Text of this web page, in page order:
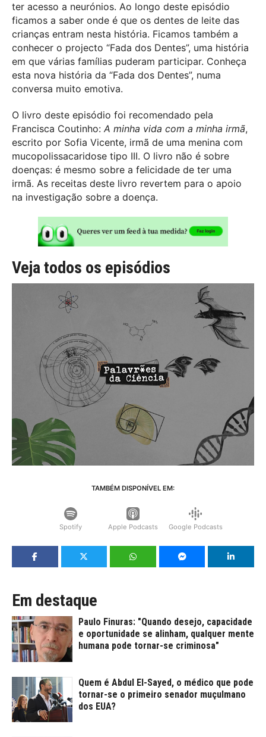
ter acesso a neurónios. Ao longo deste episódio
ficamos a saber onde é que os dentes de leite das
crianças entram nesta história. Ficamos também a
conhecer o projecto “Fada dos Dentes”, uma história
em que várias famílias puderam participar. Conheça
esta nova história da “Fada dos Dentes”, numa
conversa muito emotiva.
O livro deste episódio foi recomendado pela
Francisca Coutinho: A minha vida com a minha irmã,
escrito por Sofia Vicente, irmã de uma menina com
mucopolissacaridose tipo III. O livro não é sobre
doenças: é mesmo sobre a felicidade de ter uma
irmã. As receitas deste livro revertem para o apoio
na investigação sobre a doença.
Veja todos os episódios
TAMBÉM DISPONÍVEL EM:
Spotify Apple Podcasts Google Podcasts
Em destaque
Paulo Finuras: "Quando desejo, capacidade
e oportunidade se alinham, qualquer mente
humana pode tornar-se criminosa"
Quem é Abdul El-Sayed, o médico que pode
tornar-se o primeiro senador muçulmano
dos EUA?